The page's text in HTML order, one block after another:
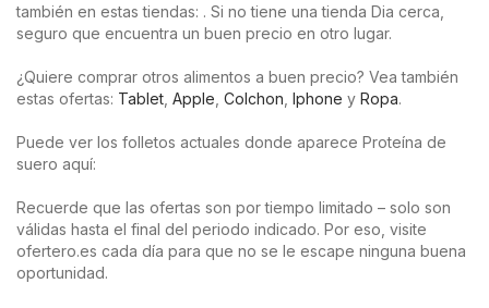
también en estas tiendas: . Si no tiene una tienda Dia cerca,
seguro que encuentra un buen precio en otro lugar.
¿Quiere comprar otros alimentos a buen precio? Vea también
estas ofertas: Tablet Apple Colchon Iphone y Ropa.
Puede ver los folletos actuales donde aparece Proteína de
suero aquí:
Recuerde que las ofertas son por tiempo limitado – solo son
válidas hasta el final del periodo indicado. Por eso, visite
ofertero.es cada día para que no se le escape ninguna buena
oportunidad.